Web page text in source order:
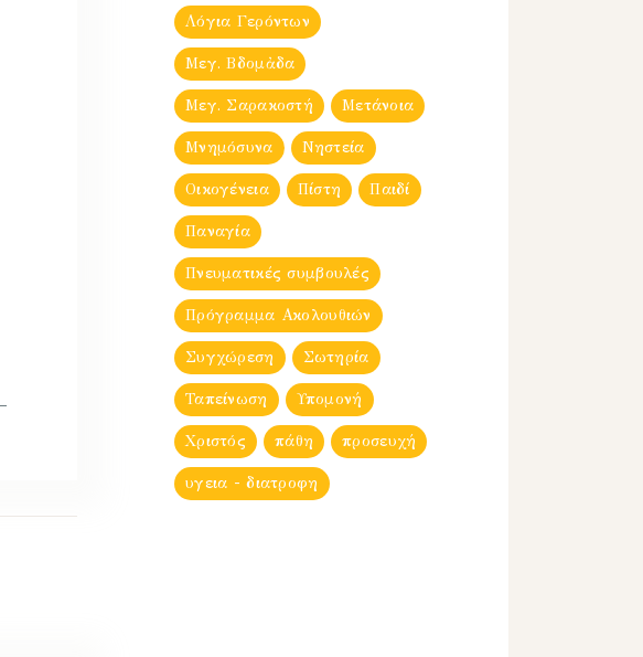
Λόγια Γερόντων
Μεγ. Βδομἀδα
Μεγ. Σαρακοστή Μετάνοια
Μνημόσυνα Νηστεία
Οικογένεια Πίστη Παιδί
Παναγία
Πνευματικές συμβουλές
Πρόγραμμα Ακολουθιών
Συγχώρεση Σωτηρία
Ταπείνωση Υπομονή
Χριστός πάθη προσευχή
υγεια - διατροφη